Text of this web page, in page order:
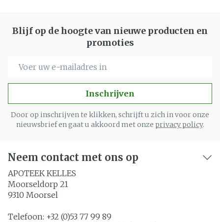
Blijf op de hoogte van nieuwe producten en
promoties
Inschrijven
Door op inschrijven te klikken, schrijft u zich in voor onze
nieuwsbrief en gaat u akkoord met onze privacy policy.
Neem contact met ons op
APOTEEK KELLES
Moorseldorp 21
9310 Moorsel
Telefoon: +32 (0)53 77 99 89